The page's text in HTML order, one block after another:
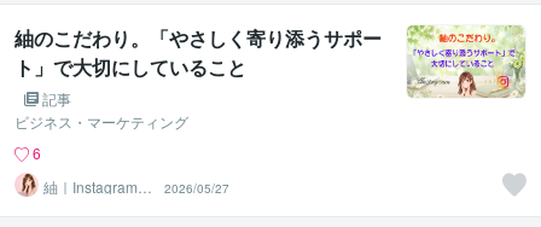
紬のこだわり。「やさしく寄り添うサポー
ト」で大切にしていること
記事
ビジネス・マーケティング
6
紬｜Instagram運
用代行＆サポー
ト
2026/05/27